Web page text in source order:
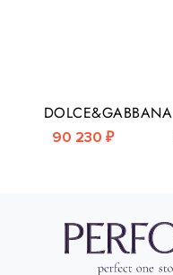
DOLCE&GABBANA
90 230 ₽